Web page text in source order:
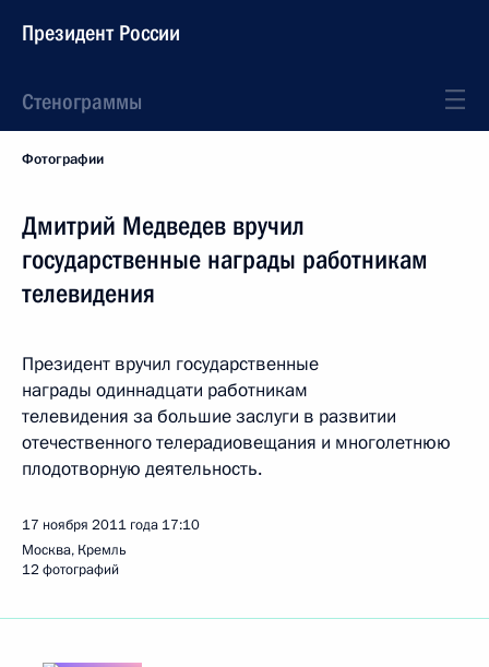
Президент России
Стенограммы
Фотографии
Дмитрий Медведев вручил
государственные награды работникам
телевидения
Президент вручил государственные
награды одиннадцати работникам
телевидения за большие заслуги в развитии
отечественного телерадиовещания и многолетнюю
плодотворную деятельность.
17 ноября 2011 года 17:10
Москва, Кремль
12 фотографий